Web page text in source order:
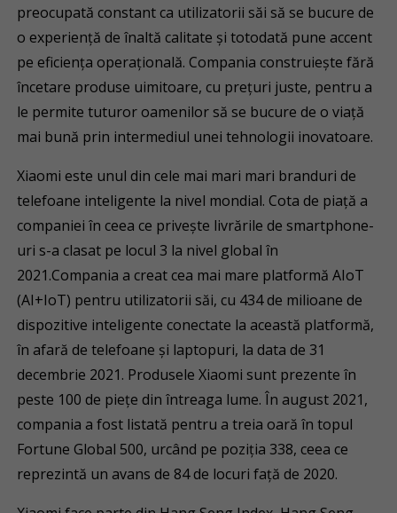
preocupată constant ca utilizatorii săi să se bucure de
o experiență de înaltă calitate și totodată pune accent
pe eficiența operațională. Compania construiește fără
încetare produse uimitoare, cu prețuri juste, pentru a
le permite tuturor oamenilor să se bucure de o viață
mai bună prin intermediul unei tehnologii inovatoare.
Xiaomi este unul din cele mai mari mari branduri de
telefoane inteligente la nivel mondial. Cota de piață a
companiei în ceea ce privește livrările de smartphone-
uri s-a clasat pe locul 3 la nivel global în
2021.Compania a creat cea mai mare platformă AIoT
(AI+IoT) pentru utilizatorii săi, cu 434 de milioane de
dispozitive inteligente conectate la această platformă,
în afară de telefoane și laptopuri, la data de 31
decembrie 2021. Produsele Xiaomi sunt prezente în
peste 100 de piețe din întreaga lume. În august 2021,
compania a fost listată pentru a treia oară în topul
Fortune Global 500, urcând pe poziția 338, ceea ce
reprezintă un avans de 84 de locuri față de 2020.